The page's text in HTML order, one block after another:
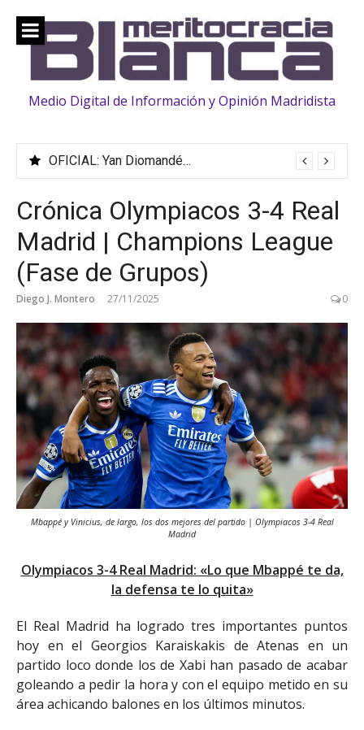
contenido
Medio Digital de Información y Opinión Madridista
OFICIAL: Yan Diomandé ficha hasta 2033
Crónica Olympiacos 3-4 Real
Madrid | Champions League
(Fase de Grupos)
Diego J. Montero 27/11/2025 0
Mbappé y Vinicius, de largo, los dos mejores del partido | Olympiacos 3-4 Real
Madrid
Olympiacos 3-4 Real Madrid: «Lo que Mbappé te da,
la defensa te lo quita»
El Real Madrid ha logrado tres importantes puntos
hoy en el Georgios Karaiskakis de Atenas en un
partido loco donde los de Xabi han pasado de acabar
goleando a pedir la hora y con el equipo metido en su
área achicando balones en los últimos minutos.